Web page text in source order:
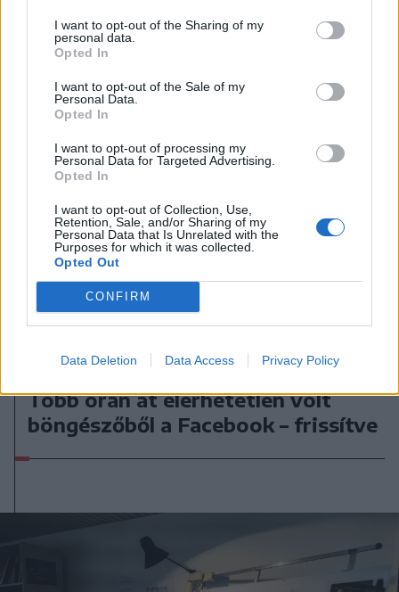
I want to opt-out of the Sharing of my
personal data.
Opted In
I want to opt-out of the Sale of my
Personal Data.
Opted In
I want to opt-out of processing my
Personal Data for Targeted Advertising.
Opted In
I want to opt-out of Collection, Use,
Retention, Sale, and/or Sharing of my
Personal Data that Is Unrelated with the
Purposes for which it was collected.
Opted Out
CONFIRM
Data Deletion Data Access Privacy Policy
2026. július 19., vasárnap
Több órán át elérhetetlen volt
böngészőből a Facebook – frissítve